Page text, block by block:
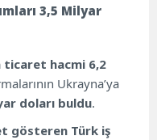
3,5 Milyar
ticaret hacmi 6,2
Ukrayna’ya
doları buldu.
gösteren Türk iş